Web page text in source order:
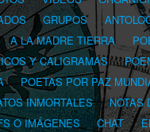
GRUPOS
A LA MADRE TIERRA
Y CALIGRAMAS
POETAS POR PAZ
INMORTALES
NOTAS
O IMÁGENES CHAT